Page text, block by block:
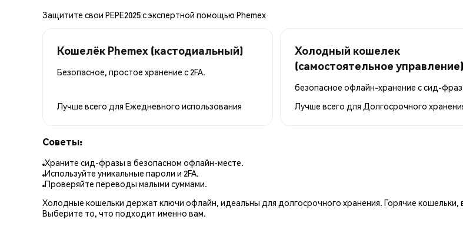
Защитите свои PEPE2025 с экспертной помощью Phemex
Кошелёк Phemex (кастодиальный)
Безопасное, простое хранение с 2FA.
Лучше всего для Ежедневного использования
Холодный кошелек
(самостоятельное управление)
безопасное офлайн-хранение с сид-
Лучше всего для Долгосрочного
Советы:
Храните сид-фразы в безопасном офлайн-месте.
Используйте уникальные пароли и 2FA.
Проверяйте переводы малыми суммами.
Холодные кошельки держат ключи офлайн, идеальны для долгосрочного хранения. Горячие
Выберите то, что подходит именно вам.